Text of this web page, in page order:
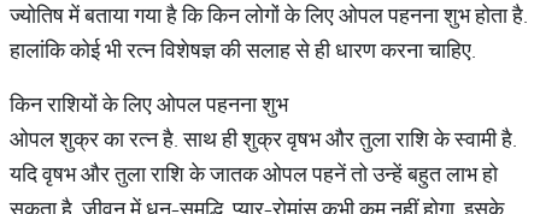
ज्‍योतिष में बताया गया है कि किन लोगों के लिए ओपल पहनना शुभ होता है.
हालांकि कोई भी रत्‍न विशेषज्ञ की सलाह से ही धारण करना चाहिए.
किन राशियों के लिए ओपल पहनना शुभ
ओपल शुक्र का रत्‍न है. साथ ही शुक्र वृषभ और तुला राशि के स्‍वामी है.
यदि वृषभ और तुला राशि के जातक ओपल पहनें तो उन्‍हें बहुत लाभ हो